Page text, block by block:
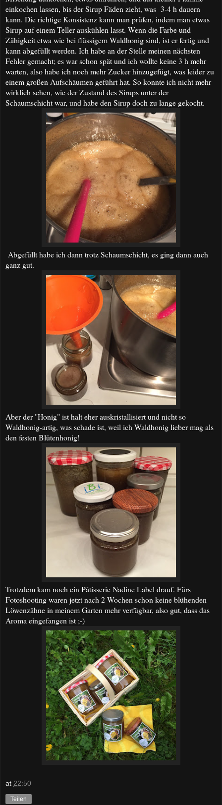
einkochen lassen, bis der Sirup Fäden zieht, was 3-4 h dauern
kann. Die richtige Konsistenz kann man prüfen, indem man etwas
Sirup auf einem Teller auskühlen lasst. Wenn die Farbe und
Zähigkeit etwa wie bei flüssigem Waldhonig sind, ist er fertig und
kann abgefüllt werden. Ich habe an der Stelle meinen nächsten
Fehler gemacht; es war schon spät und ich wollte keine 3 h mehr
warten, also habe ich noch mehr Zucker hinzugefügt, was leider zu
einem großen Aufschäumen geführt hat. So konnte ich nicht mehr
wirklich sehen, wie der Zustand des Sirups unter der
Schaumschicht war, und habe den Sirup doch zu lange gekocht.
Abgefüllt habe ich dann trotz Schaumschicht, es ging dann auch
ganz gut.
Aber der "Honig" ist halt eher auskristallisiert und nicht so
Waldhonig-artig, was schade ist, weil ich Waldhonig lieber mag als
den festen Blütenhonig!
Trotzdem kam noch ein Pâtisserie Nadine Label drauf. Fürs
Fotoshooting waren jetzt nach 2 Wochen schon keine blühenden
Löwenzähne in meinem Garten mehr verfügbar, also gut, dass das
Aroma eingefangen ist ;-)
at 22:50
Teilen